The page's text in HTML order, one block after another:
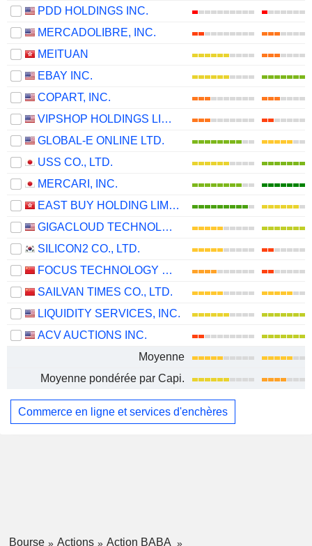
PDD HOLDINGS INC.
MERCADOLIBRE, INC.
MEITUAN
EBAY INC.
COPART, INC.
VIPSHOP HOLDINGS LIMITED
GLOBAL-E ONLINE LTD.
USS CO., LTD.
MERCARI, INC.
EAST BUY HOLDING LIMITED
GIGACLOUD TECHNOLOGY INC.
SILICON2 CO., LTD.
FOCUS TECHNOLOGY CO., LTD.
SAILVAN TIMES CO., LTD.
LIQUIDITY SERVICES, INC.
ACV AUCTIONS INC.
Moyenne
Moyenne pondérée par Capi.
Commerce en ligne et services d'enchères
Bourse Actions
Action BABA